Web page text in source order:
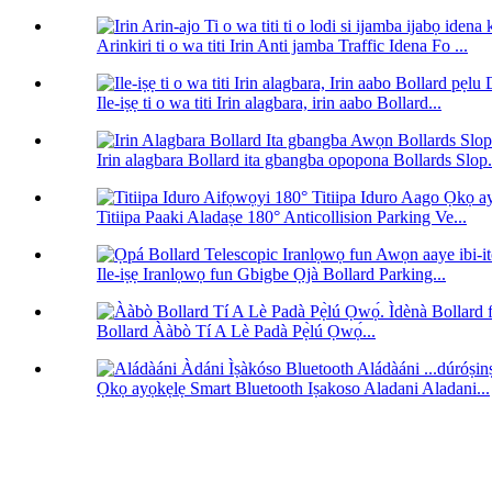
Arinkiri ti o wa titi Irin Anti jamba Traffic Idena Fo ...
Ile-iṣẹ ti o wa titi Irin alagbara, irin aabo Bollard...
Irin alagbara Bollard ita gbangba opopona Bollards
Titiipa Paaki Aladaṣe 180° Anticollision Parking Ve...
Ile-iṣẹ Iranlọwọ fun Gbigbe Ọjà Bollard Parking...
Bollard Ààbò Tí A Lè Padà Pẹ̀lú Ọwọ́...
Ọkọ ayọkẹlẹ Smart Bluetooth Iṣakoso Aladani Aladani...